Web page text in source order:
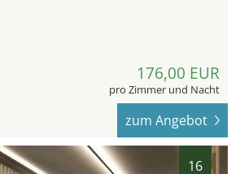
176,00 EUR
pro Zimmer und Nacht
zum Angebot
16